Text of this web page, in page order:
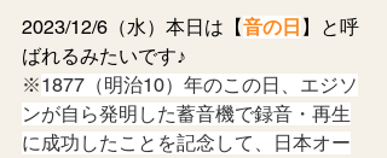
2023/12/6（水）本日は【音の日 】と呼
ばれるみたいです♪
※1877（明治10）年のこの日、エジソ
ンが自ら発明した蓄音機で録音・再生
に成功したことを記念して、日本オー